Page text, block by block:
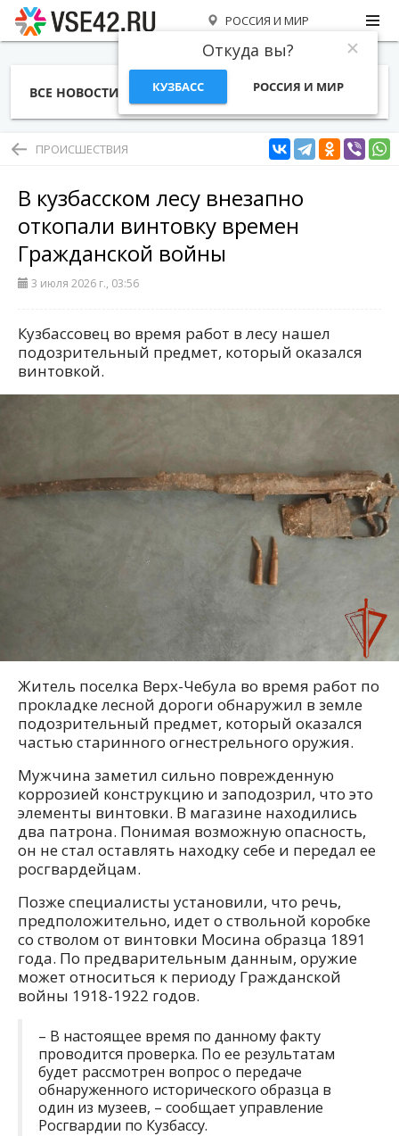
РОССИЯ И МИР
Откуда вы?
КУЗБАСС РОССИЯ И МИР
ВСЕ НОВОСТИ СТАТЬИ ТЕМЫ ФОТО
ПРОИСШЕСТВИЯ
В кузбасском лесу внезапно
откопали винтовку времен
Гражданской войны
3 июля 2026 г., 03:56
Кузбассовец во время работ в лесу нашел
подозрительный предмет, который оказался
винтовкой.
Житель поселка Верх-Чебула во время работ по
прокладке лесной дороги обнаружил в земле
подозрительный предмет, который оказался
частью старинного огнестрельного оружия.
Мужчина заметил сильно поврежденную
коррозией конструкцию и заподозрил, что это
элементы винтовки. В магазине находились
два патрона. Понимая возможную опасность,
он не стал оставлять находку себе и передал ее
росгвардейцам.
Позже специалисты установили, что речь,
предположительно, идет о ствольной коробке
со стволом от винтовки Мосина образца 1891
года. По предварительным данным, оружие
может относиться к периоду Гражданской
войны 1918-1922 годов.
– В настоящее время по данному факту
проводится проверка. По ее результатам
будет рассмотрен вопрос о передаче
обнаруженного исторического образца в
один из музеев, – сообщает управление
Росгвардии по Кузбассу.